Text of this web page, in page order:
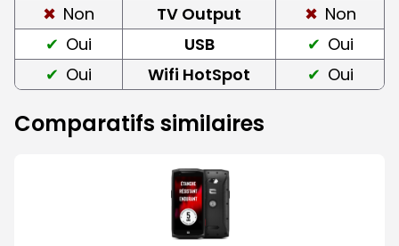
Non
TV Output
Non
Oui
USB
Oui
Oui
Wifi HotSpot Oui
Comparatifs similaires